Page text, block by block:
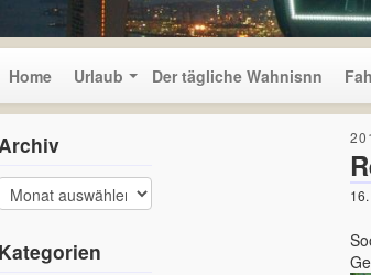
Home Urlaub Der tägliche Wahnisnn
Kategorien